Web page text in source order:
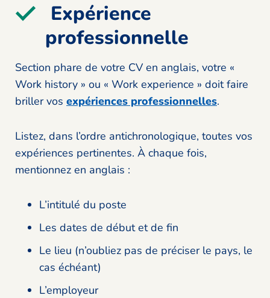
Expérience
professionnelle
Section phare de votre CV en anglais, votre «
Work history » ou « Work experience » doit faire
briller vos expériences professionnelles.
Listez, dans l’ordre antichronologique, toutes vos
expériences pertinentes. À chaque fois,
mentionnez en anglais :
L’intitulé du poste
Les dates de début et de fin
Le lieu (n’oubliez pas de préciser le pays, le
cas échéant)
L’employeur